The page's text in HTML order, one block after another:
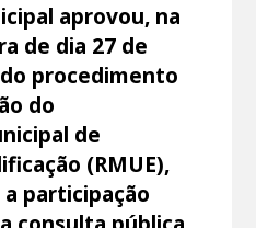
aprovou, na
de dia 27 de
procedimento
do
de
(RMUE),
participação